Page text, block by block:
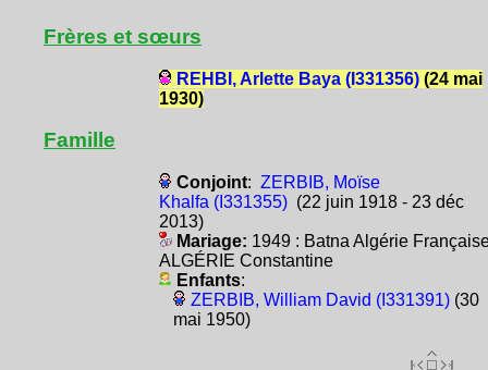
Frères et sœurs
REHBI, Arlette Baya (I331356)(24 mai
1930)
Famille
Conjoint: ZERBIB, Moïse
Khalfa (I331355)(22 juin 1918 - 23 déc
2013)
Mariage: 1949 : Batna Algérie
ALGÉRIE Constantine
Enfants:
ZERBIB, William David (I331391)(30
mai 1950)